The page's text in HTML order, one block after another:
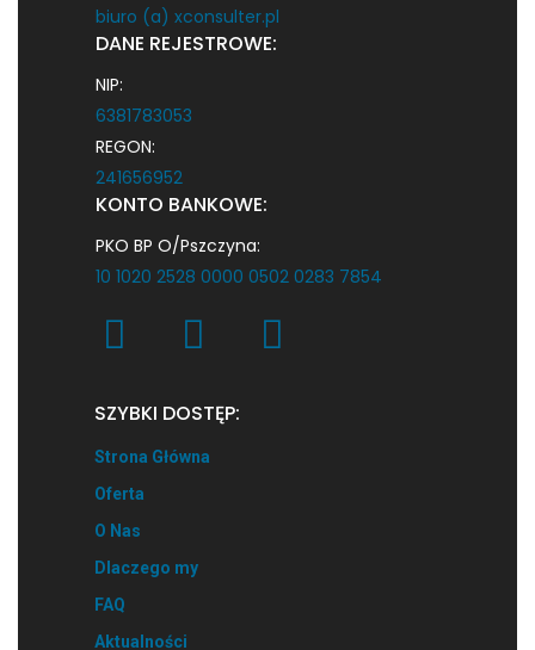
biuro (a) xconsulter.pl
DANE REJESTROWE:
NIP:
6381783053
REGON:
241656952
KONTO BANKOWE:
PKO BP O/Pszczyna:
10 1020 2528 0000 0502 0283 7854
SZYBKI DOSTĘP:
Strona Główna
Oferta
O Nas
Dlaczego my
FAQ
Aktualności